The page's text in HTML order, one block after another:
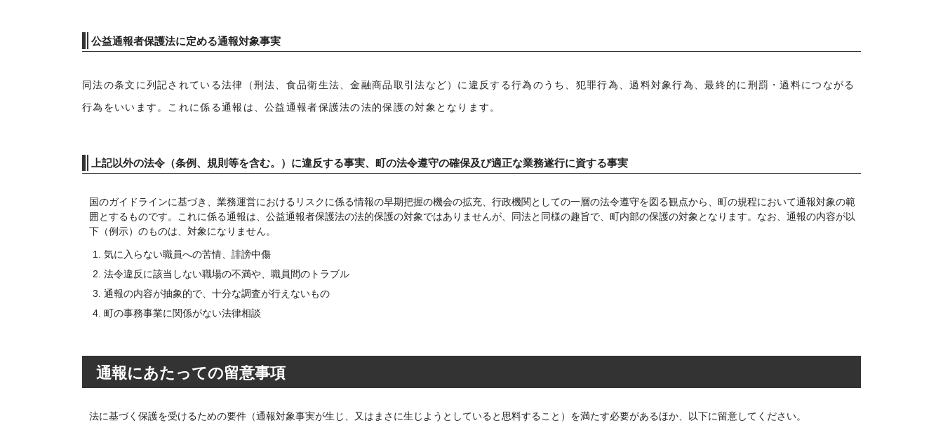
公益通報者保護法に定める通報対象事実
同法の条文に列記されている法律（刑法、食品衛生法、金融商品取引法など）に違反する行為のうち、犯罪行為、過料対象行為、最終的に刑罰・過料につながる
行為をいいます。これに係る通報は、公益通報者保護法の法的保護の対象となります。
上記以外の法令（条例、規則等を含む。）に違反する事実、町の法令遵守の確保及び適正な業務遂行に資する事実
国のガイドラインに基づき、業務運営におけるリスクに係る情報の早期把握の機会の拡充、行政機関としての一層の法令遵守を図る観点から、町の規程において通報対象の範
囲とするものです。これに係る通報は、公益通報者保護法の法的保護の対象ではありませんが、同法と同様の趣旨で、町内部の保護の対象となります。なお、通報の内容が以
下（例示）のものは、対象になりません。
気に入らない職員への苦情、誹謗中傷
法令違反に該当しない職場の不満や、職員間のトラブル
通報の内容が抽象的で、十分な調査が行えないもの
町の事務事業に関係がない法律相談
通報にあたっての留意事項
法に基づく保護を受けるための要件（通報対象事実が生じ、又はまさに生じようとしていると思料すること）を満たす必要があるほか、以下に留意してください。